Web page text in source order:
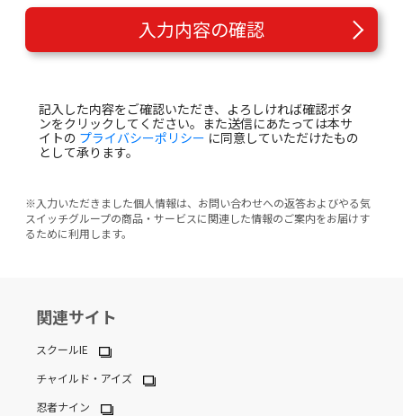
入力内容の確認
記入した内容をご確認いただき、よろしければ確認ボタ
ンをクリックしてください。また送信にあたっては本サ
イトの プライバシーポリシー に同意していただけたもの
として承ります。
※入力いただきました個人情報は、お問い合わせへの返答およびやる気
スイッチグループの商品・サービスに関連した情報のご案内をお届けす
るために利用します。
関連サイト
スクールIE
チャイルド・アイズ
忍者ナイン